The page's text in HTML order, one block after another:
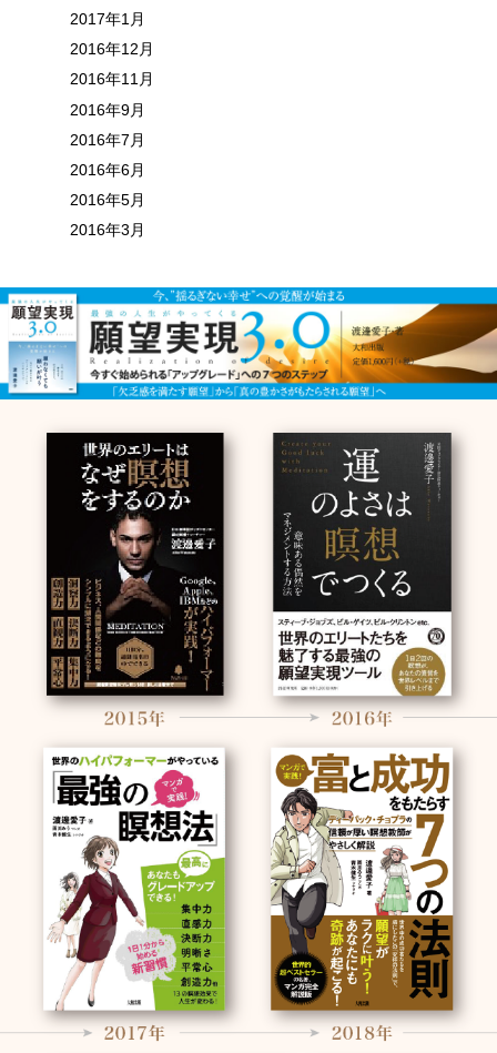
2017年1月
2016年12月
2016年11月
2016年9月
2016年7月
2016年6月
2016年5月
2016年3月